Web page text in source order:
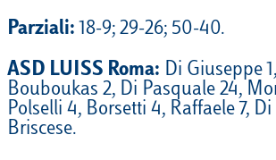
Parziali: 18-9; 29-26; 50-40.
ASD LUISS Roma: Di Giuseppe
Bouboukas 2, Di Pasquale 24,
Polselli 4, Borsetti 4, Raffaele 7, Di
Briscese.